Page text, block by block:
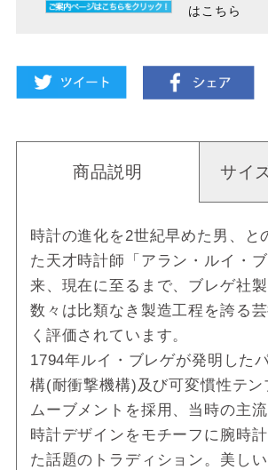
はこちら
商品説明 サイ
時計の進化を2世紀早めた男、と
た天才時計師「アラン・ルイ・
来、現在に至るまで、ブレゲ社
数々は比類なき製造工程を誇る
く評価されています。
1794年ルイ・ブレゲが発明した
構(耐衝撃機構)及び可変慣性テン
ムーブメントを採用、当時の主
時計デザインをモチーフに腕時
た話題のトラディション。美し